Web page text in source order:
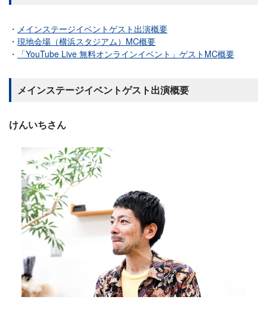
メインステージイベントゲスト出演概要
現地会場（横浜スタジアム）MC概要
「YouTube Live 無料オンラインイベント」ゲストMC概要
メインステージイベントゲスト出演概要
けんいちさん